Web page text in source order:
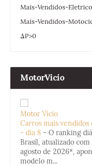
Mais-Vendidos-
Mais-Vendidos-
ΔP>0
MotorVicio
Motor Vício
Carros mais
- dia 8 - O ranking
Brasil, atualizado com
agosto de 2026*,
modelo m...